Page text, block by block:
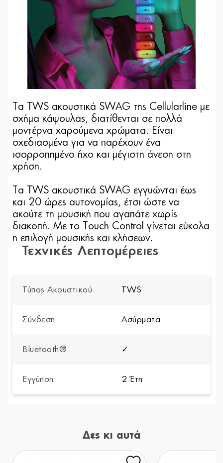
Tα TWS ακουστικά SWAG της Cellularline με
σχήμα κάψουλας, διατίθενται σε πολλά
μοντέρνα χαρούμενα χρώματα. Είναι
σχεδιασμένα για να παρέχουν ένα
ισορροπημένο ήχο και μέγιστη άνεση στη
χρήση.
Tα TWS ακουστικά SWAG εγγυώνται έως
και 20 ώρες αυτονομίας, έτσι ώστε να
ακούτε τη μουσική που αγαπάτε χωρίς
διακοπή. Με το Touch Control γίνεται εύκολα
η επιλογή μουσικής και κλήσεων.
Τεχνικές Λεπτομέρειες
Τύπος Ακουστικού TWS
Σύνδεση Ασύρματα
Bluetooth® ✓
Εγγύηση 2 Έτη
Δες κι αυτά